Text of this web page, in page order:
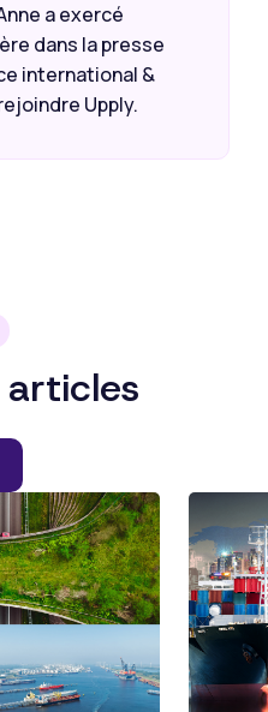
a exercé
dans la presse
international &
Upply.